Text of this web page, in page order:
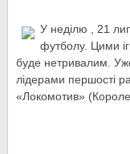
У неділю , 21
футболу. Цими
буде нетривалим.
лідерами першості
«Локомотив»